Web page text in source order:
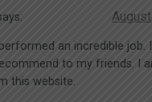
an incredible job.
to my friends. I
this website.